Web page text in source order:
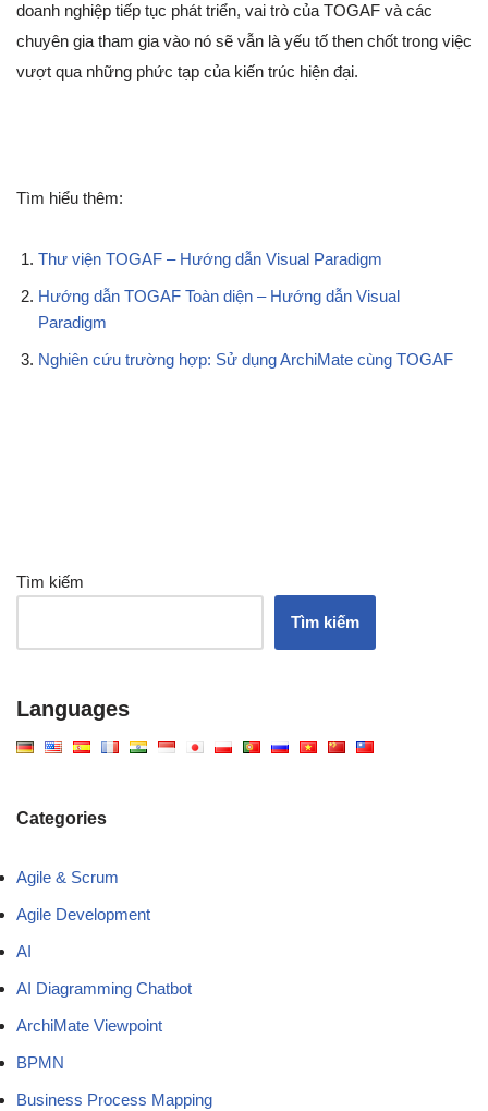
doanh nghiệp tiếp tục phát triển, vai trò của TOGAF và các
chuyên gia tham gia vào nó sẽ vẫn là yếu tố then chốt trong việc
vượt qua những phức tạp của kiến trúc hiện đại.
Tìm hiểu thêm:
Thư viện TOGAF – Hướng dẫn Visual Paradigm
Hướng dẫn TOGAF Toàn diện – Hướng dẫn Visual
Paradigm
Nghiên cứu trường hợp: Sử dụng ArchiMate cùng TOGAF
Tìm kiếm
Tìm kiếm
Languages
Categories
Agile & Scrum
Agile Development
AI
AI Diagramming Chatbot
ArchiMate Viewpoint
BPMN
Business Process Mapping